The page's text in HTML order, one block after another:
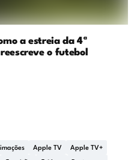
a estreia da 4ª
o futebol
Apple TV Apple TV+